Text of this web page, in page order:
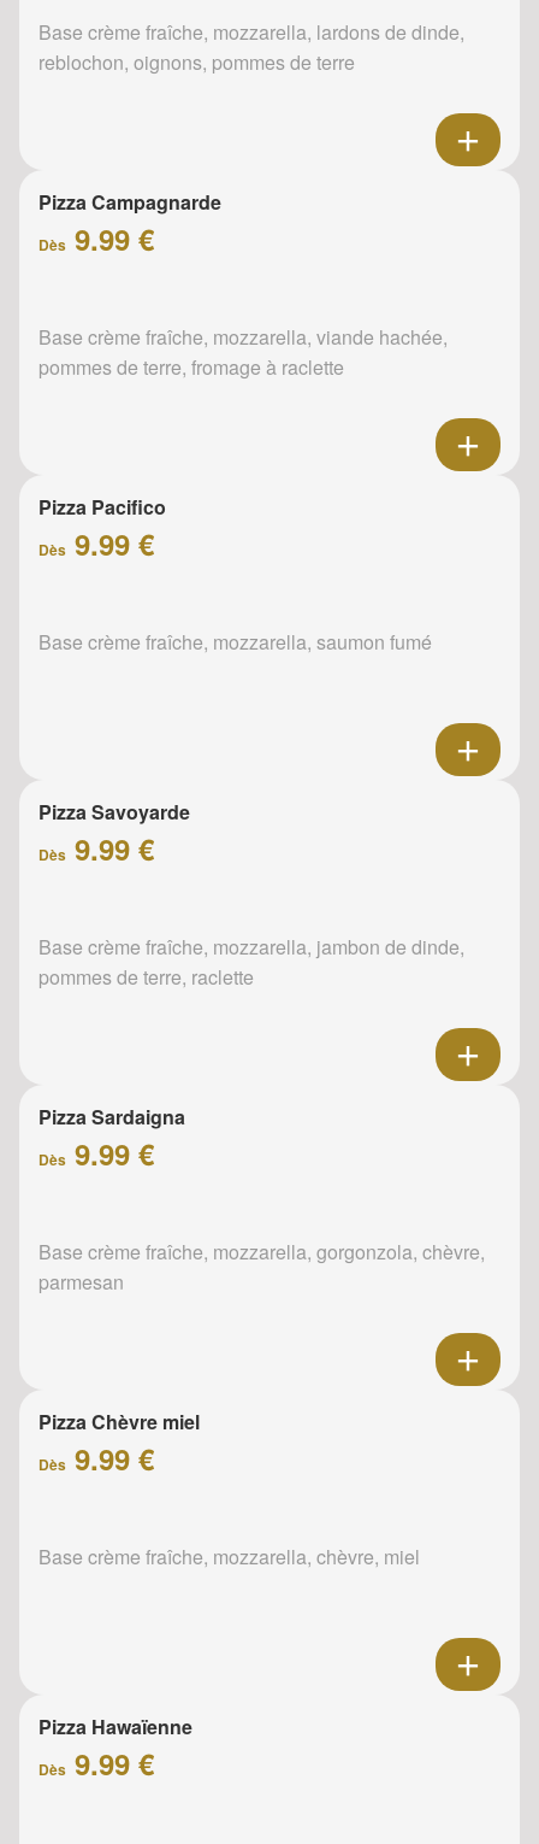
Base crème fraîche, mozzarella, lardons de dinde,
reblochon, oignons, pommes de terre
Pizza Campagnarde
Dès 9.99 €
Base crème fraîche, mozzarella, viande hachée,
pommes de terre, fromage à raclette
Pizza Pacifico
Dès 9.99 €
Base crème fraîche, mozzarella, saumon fumé
Pizza Savoyarde
Dès 9.99 €
Base crème fraîche, mozzarella, jambon de dinde,
pommes de terre, raclette
Pizza Sardaigna
Dès 9.99 €
Base crème fraîche, mozzarella, gorgonzola, chèvre,
parmesan
Pizza Chèvre miel
Dès 9.99 €
Base crème fraîche, mozzarella, chèvre, miel
Pizza Hawaïenne
Dès 9.99 €